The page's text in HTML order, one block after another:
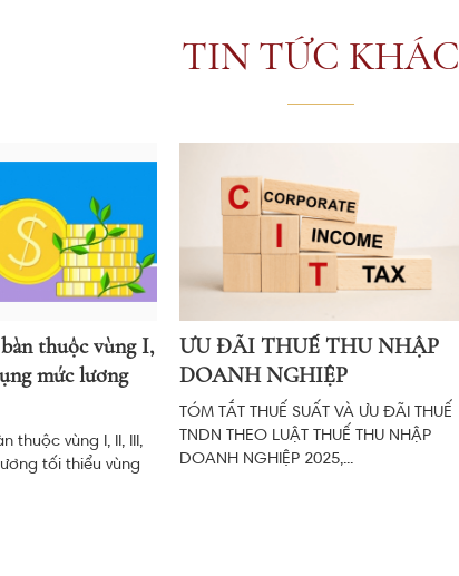
TIN TỨC KHÁC
thuộc vùng I,
mức lương
thuộc vùng I, II, III,
tối thiểu vùng
ƯU ĐÃI THUẾ THU NHẬP
DOANH NGHIỆP
TÓM TẮT THUẾ SUẤT VÀ ƯU ĐÃI THUẾ
TNDN THEO LUẬT THUẾ THU NHẬP
DOANH NGHIỆP 2025,...